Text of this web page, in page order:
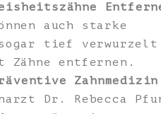
auch starke
sogar tief verwurzelt
Zähne entfernen.
Zahnmedizin
Dr. Rebecca